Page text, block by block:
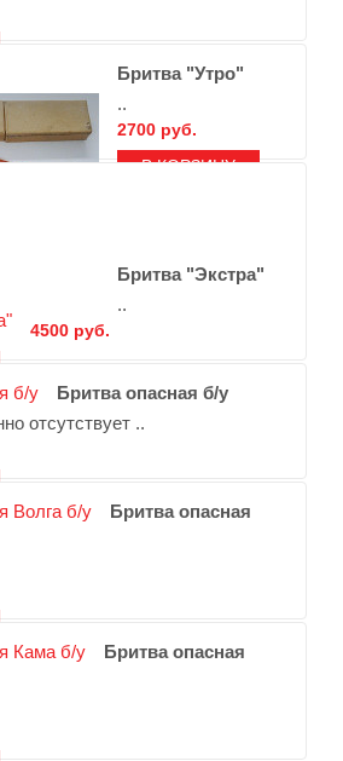
Бритва "Утро"
..
2700 руб.
Бритва "Экстра"
..
4500 руб.
Бритва опасная б/у
отсутствует ..
Бритва опасная
Бритва опасная